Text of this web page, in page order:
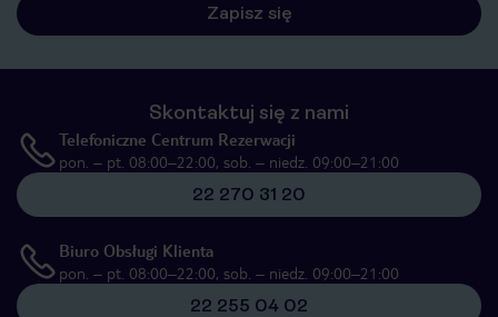
Zapisz się
Skontaktuj się z nami
Telefoniczne Centrum Rezerwacji
pon. – pt. 08:00–22:00, sob. – niedz. 09:00–21:00
22 270 31 20
Biuro Obsługi Klienta
pon. – pt. 08:00–22:00, sob. – niedz. 09:00–21:00
22 255 04 02